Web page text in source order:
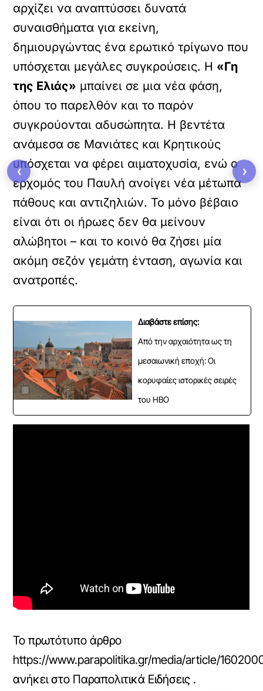
αρχίζει να αναπτύσσει δυνατά
συναισθήματα για εκείνη,
δημιουργώντας ένα ερωτικό τρίγωνο που
υπόσχεται μεγάλες συγκρούσεις. Η «Γη
της Ελιάς» μπαίνει σε μια νέα φάση,
όπου το παρελθόν και το παρόν
συγκρούονται αδυσώπητα. Η βεντέτα
ανάμεσα σε Μανιάτες και Κρητικούς
υπόσχεται να φέρει αιματοχυσία, ενώ ο
ερχομός του Παυλή ανοίγει νέα μέτωπα
πάθους και αντιζηλιών. Το μόνο βέβαιο
είναι ότι οι ήρωες δεν θα μείνουν
αλώβητοι – και το κοινό θα ζήσει μία
ακόμη σεζόν γεμάτη ένταση, αγωνία και
ανατροπές.
Διαβάστε επίσης:
Από την αρχαιότητα ως τη
μεσαιωνική εποχή: Οι
κορυφαίες ιστορικές σειρές
του HBO
Το πρωτότυπο άρθρο
https://www.parapolitika.gr/media/article/
ανήκει στο Παραπολιτικά Ειδήσεις .
‹ ›